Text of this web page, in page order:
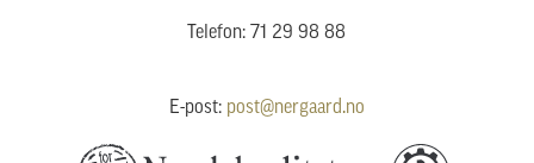
Telefon: 71 29 98 88
E-post: post@nergaard.no